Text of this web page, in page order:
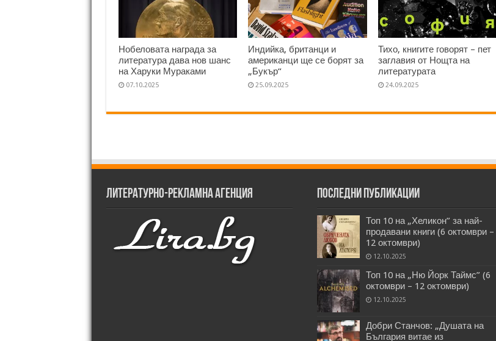
Нобеловата награда за
литература дава нов шанс
на Харуки Мураками
07.10.2025
Индийка, британци и
американци ще се борят за
„Букър“
25.09.2025
Тихо, книгите говорят – пет
заглавия от Нощта на
литературата
24.09.2025
Литературно-рекламна агенция Последни публикации
Топ 10 на „Хеликон” за най-
продавани книги (6 октомври –
12 октомври)
12.10.2025
Топ 10 на „Ню Йорк Таймс” (6
октомври – 12 октомври)
12.10.2025
Добри Станчов: „Душата на
България витае из